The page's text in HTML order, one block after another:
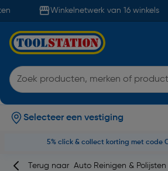
Winkelnetwerk van 16 winkels
Selecteer een vestiging
5% click & collect korting met code
Terug naar Auto Reinigen & Polijsten